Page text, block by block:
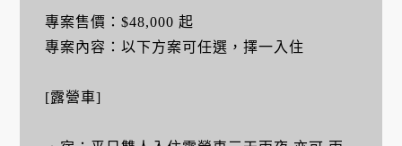
專案售價：$48,000 起
專案內容：以下方案可任選，擇一入住
[露營車]